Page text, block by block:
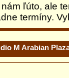
ľúto, ale
termíny.
M Arabian